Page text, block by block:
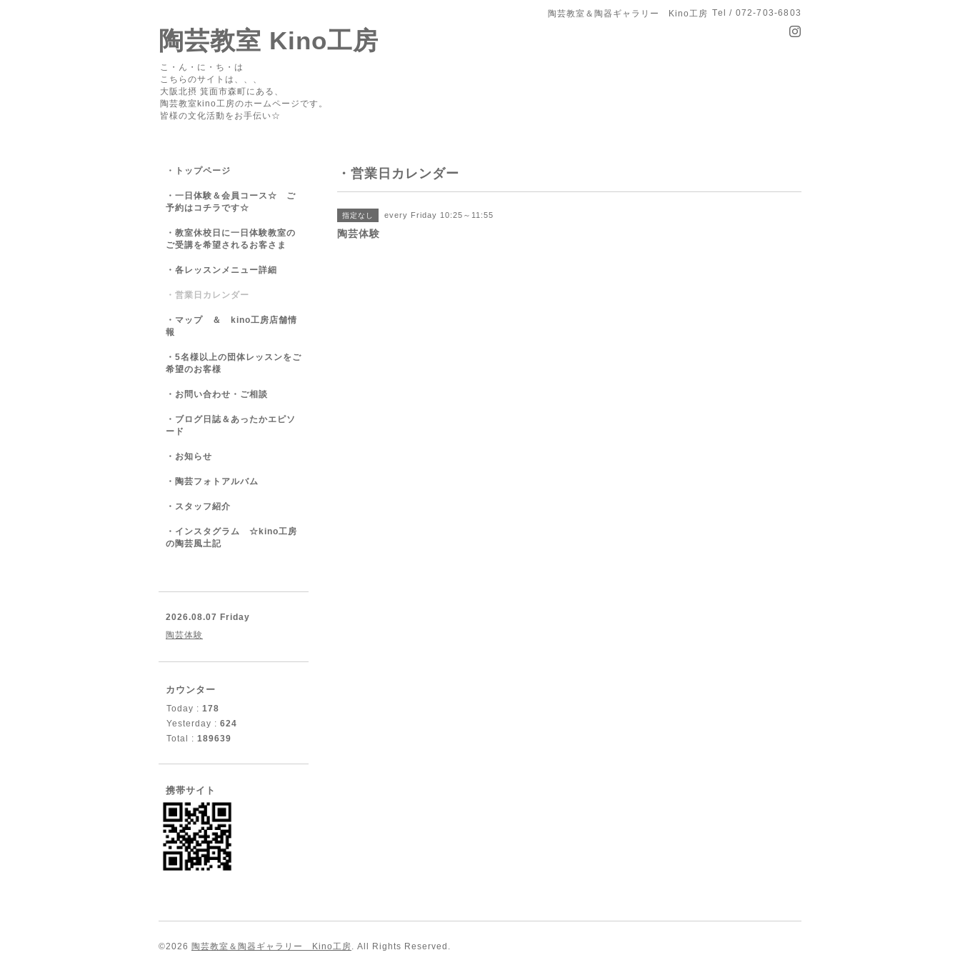
陶芸教室＆陶器ギャラリー Kino工房 Tel / 072-703-6803
陶芸教室 Kino工房
こ・ん・に・ち・は
こちらのサイトは、、、
大阪北摂 箕面市森町にある、
陶芸教室kino工房のホームページです。
皆様の文化活動をお手伝い☆
・営業日カレンダー
指定なし every Friday 10:25～11:55
陶芸体験
・トップページ
・一日体験＆会員コース☆ ご
予約はコチラです☆
・教室休校日に一日体験教室の
ご受講を希望されるお客さま
・各レッスンメニュー詳細
・営業日カレンダー
・マップ ＆ kino工房店舗情
報
・5名様以上の団体レッスンをご
希望のお客様
・お問い合わせ・ご相談
・ブログ日誌＆あったかエピソ
ード
・お知らせ
・陶芸フォトアルバム
・スタッフ紹介
・インスタグラム ☆kino工房
の陶芸風土記
2026.08.07 Friday
陶芸体験
カウンター
Today : 178
Yesterday : 624
Total : 189639
携帯サイト
©2026 陶芸教室＆陶器ギャラリー Kino工房. All Rights Reserved.